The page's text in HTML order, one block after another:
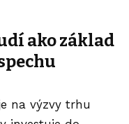
ako základ
na výzvy trhu